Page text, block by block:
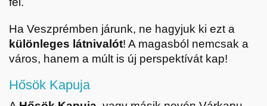
Ha Veszprémben járunk, ne hagyjuk ki ezt a
különleges látnivalót! A magasból nemcsak a
város, hanem a múlt is új perspektívát kap!
Hősök Kapuja